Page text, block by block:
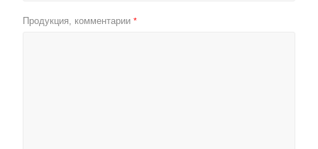
Продукция, комментарии *